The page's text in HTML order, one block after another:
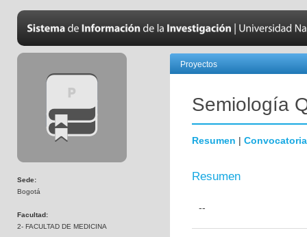
Sede:
Bogotá
Facultad:
2- FACULTAD DE MEDICINA
Proyectos
Semiología
Resumen | Convocatoria
Resumen
--